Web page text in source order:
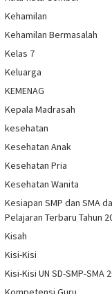
Kehamilan
Kehamilan Bermasalah
Kelas 7
Keluarga
KEMENAG
Kepala Madrasah
kesehatan
Kesehatan Anak
Kesehatan Pria
Kesehatan Wanita
Kesiapan SMP dan SMA
Pelajaran Terbaru Tahun
Kisah
Kisi-Kisi
Kisi-Kisi UN SD-SMP-SMA